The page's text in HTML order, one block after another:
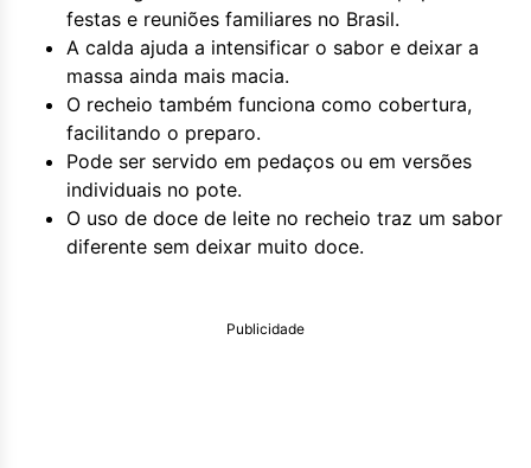
festas e reuniões familiares no Brasil.
A calda ajuda a intensificar o sabor e deixar a
massa ainda mais macia.
O recheio também funciona como cobertura,
facilitando o preparo.
Pode ser servido em pedaços ou em versões
individuais no pote.
O uso de doce de leite no recheio traz um sabor
diferente sem deixar muito doce.
Publicidade